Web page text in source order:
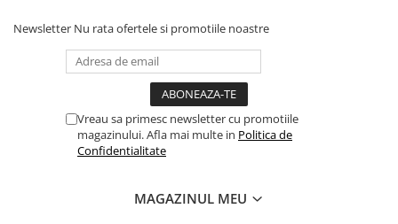
Newsletter Nu rata ofertele si promotiile noastre
Vreau sa primesc newsletter cu promotiile
magazinului. Afla mai multe in Politica de
Confidentialitate
MAGAZINUL MEU